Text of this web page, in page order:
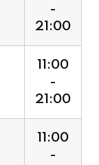
-
21:00
11:00
-
21:00
11:00
-